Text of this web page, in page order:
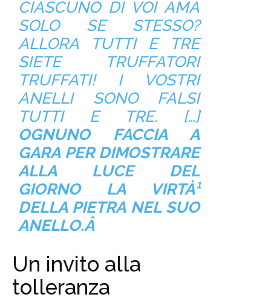
CIASCUNO DI VOI AMA
SOLO SE STESSO?
ALLORA TUTTI E TRE
SIETE TRUFFATORI
TRUFFATI! I VOSTRI
ANELLI SONO FALSI
TUTTI E TRE. […]
OGNUNO FACCIA A
GARA PER DIMOSTRARE
ALLA LUCE DEL
GIORNO LA VIRTÀ¹
DELLA PIETRA NEL SUO
ANELLO.Â
Un invito alla
tolleranza